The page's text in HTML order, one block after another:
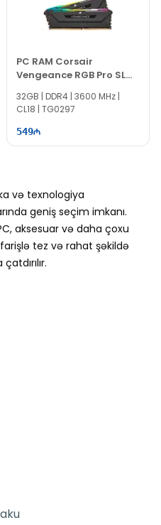
PC RAM Corsair
Vengeance RGB Pro SL
32GB | DDR4 | 3600 MHz |
CL18 | TG0297
549
və texnologiya
geniş seçim imkanı.
aksesuar və daha çoxu
tez və rahat şəkildə